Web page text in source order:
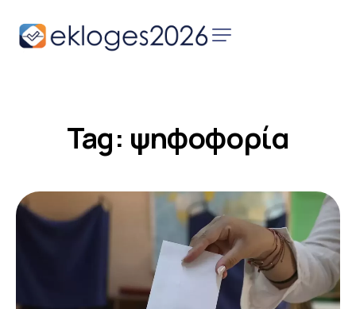
Tag: ψηφοφορία
Αρχική
Παρουσιάσεις
Υποψηφίων
Podcast Υποψηφίων
Επικοινωνία